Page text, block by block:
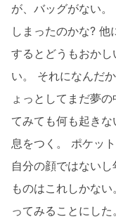
が、バッグがない
しまったのかな?
するとどうもおか
い。 それになんだ
ょっとしてまだ夢
てみても何も起き
息をつく。 ポケッ
自分の顔ではない
ものはこれしかな
ってみることにした。